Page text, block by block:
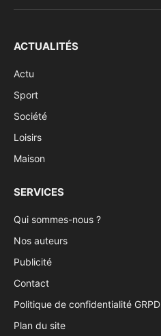
(Twitter)
ACTUALITÉS
Actu
Sport
Société
Loisirs
Maison
SERVICES
Qui sommes-nous ?
Nos auteurs
Publicité
Contact
Politique de confidentialité GRPD
Plan du site